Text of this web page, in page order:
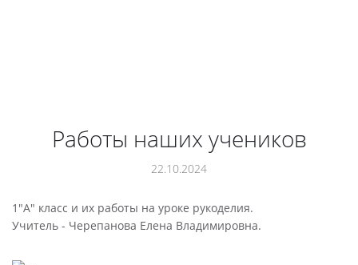
Работы наших учеников
22.10.2024
1"А" класс и их работы на уроке рукоделия.
Учитель - Черепанова Елена Владимировна.